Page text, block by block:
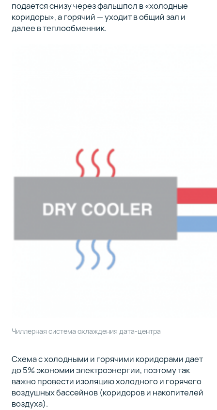
подается снизу через фальшпол в «холодные
коридоры», а горячий — уходит в общий зал и
далее в теплообменник.
Чиллерная система охлаждения дата-центра
Схема с холодными и горячими коридорами дает
до 5% экономии электроэнергии, поэтому так
важно провести изоляцию холодного и горячего
воздушных бассейнов (коридоров и накопителей
воздуха).